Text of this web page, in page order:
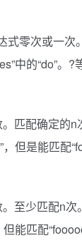
式零次或一次
中的“do”。?
匹配确定的n
，但是能匹配
至少匹配n次
但能匹配